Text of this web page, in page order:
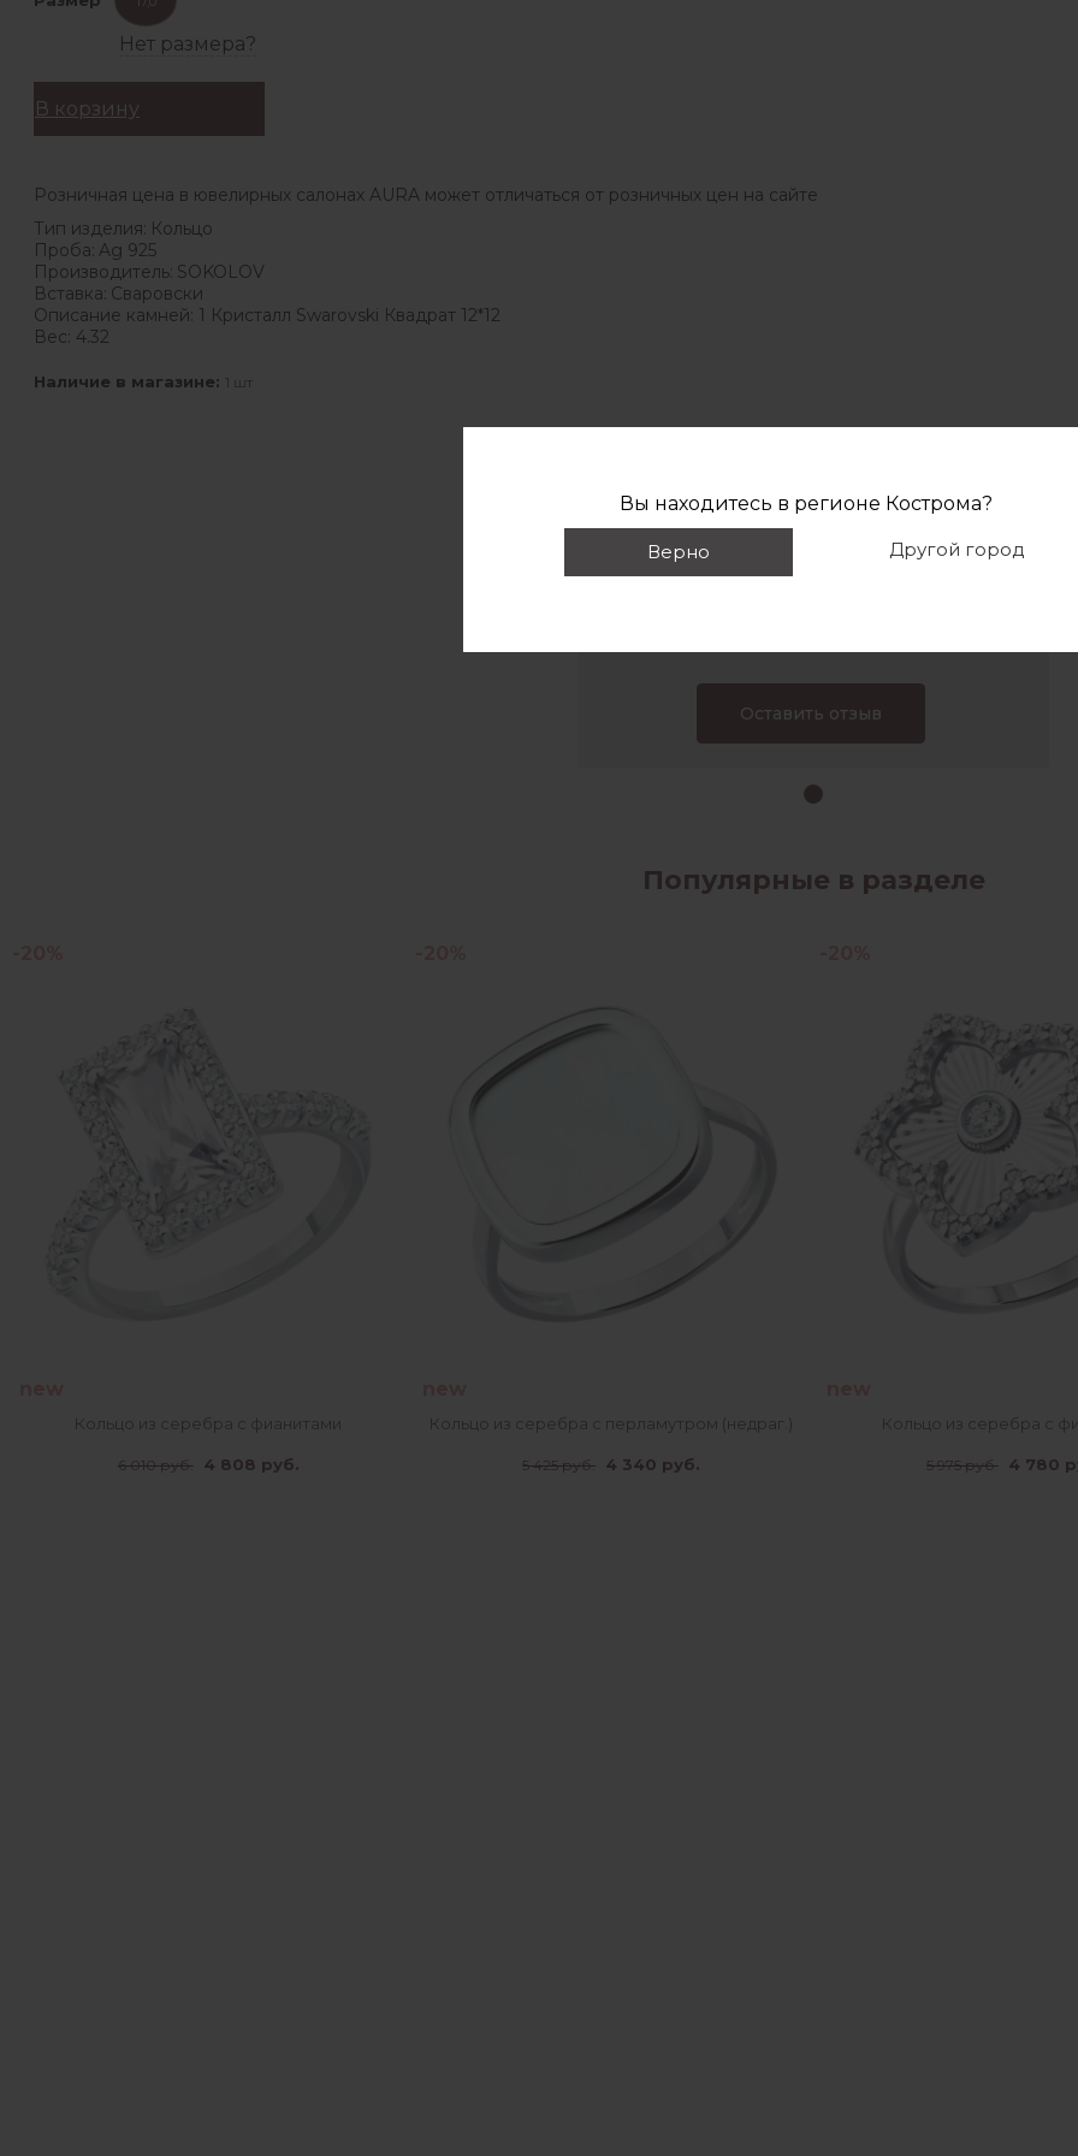
Нет размера?
В корзину
Розничная цена в ювелирных салонах AURA может отличаться от розничных цен на сайте
Тип изделия: Кольцо
Проба: Ag 925
Производитель: SOKOLOV
Вставка: Сваровски
Описание камней: 1 Кристалл Swarovski Квадрат 12*12
Вес: 4.32
Наличие в магазине: 1 шт
Отзывы
Понравился наш магазин или наши
Оставить отзыв
Популярные в разделе
Кольцо из серебра с фианитами
6 010 руб. 4 808 руб.
Кольцо из серебра с перламутром (недраг.)
5 425 руб. 4 340 руб.
Кольцо из серебра с
5 975 руб. 4 780
Вы находитесь в регионе Кострома?
Верно Другой город